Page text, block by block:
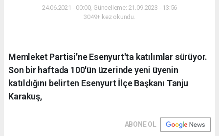
24.06.2021 - 00:00, Güncelleme: 21.09.2023 - 13:56
3049+ kez okundu.
Memleket Partisi'ne Esenyurt'ta katılımlar sürüyor.
Son bir haftada 100'ün üzerinde yeni üyenin
katıldığını belirten Esenyurt İlçe Başkanı Tanju
Karakuş,
ABONE OL